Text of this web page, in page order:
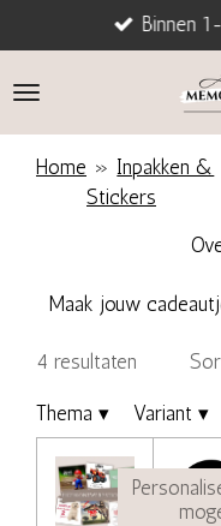
direct
naar
Binnen
Home » Inpakken &
Stickers
Maak jouw
4 resultaten
Thema ▾ Variant ▾